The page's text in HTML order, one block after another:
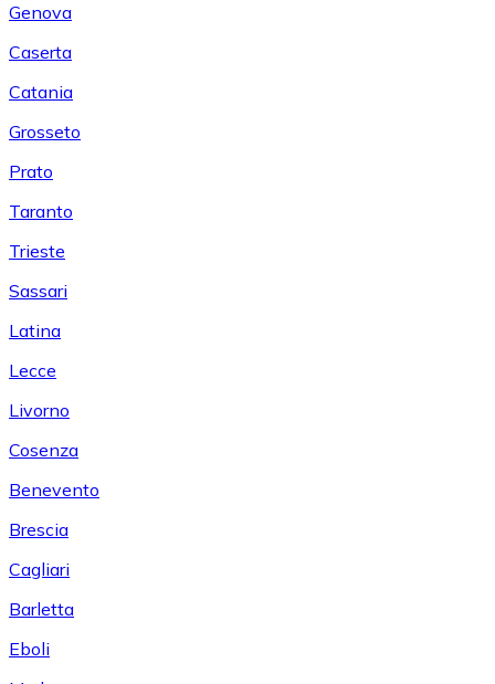
Genova
Caserta
Catania
Grosseto
Prato
Taranto
Trieste
Sassari
Latina
Lecce
Livorno
Cosenza
Benevento
Brescia
Cagliari
Barletta
Eboli